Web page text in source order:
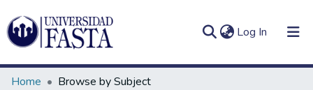
Log In (current)
Home Browse by Subject